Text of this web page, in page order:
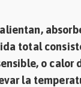
total
o calor
la